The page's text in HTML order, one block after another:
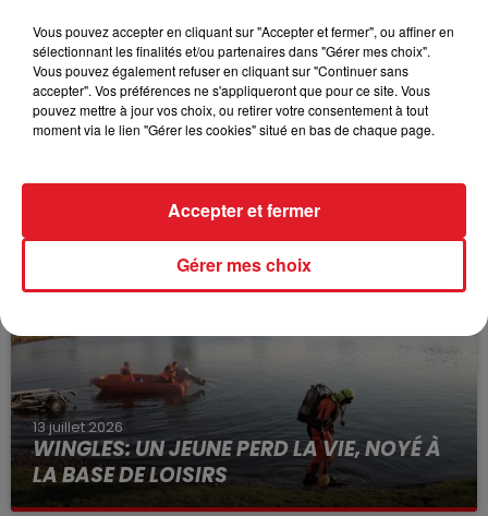
VOLONTAIRE EN COURS, APRÈS LA...
Selon les premiers éléments, le logement servait
à des prostituées
13 juillet 2026
WINGLES: UN JEUNE PERD LA VIE, NOYÉ À
LA BASE DE LOISIRS
La victime a coulé à pic
Vous pouvez accepter en cliquant sur "Accepter et fermer", ou affiner en
sélectionnant les finalités et/ou partenaires dans "Gérer mes choix".
Vous pouvez également refuser en cliquant sur "Continuer sans
accepter". Vos préférences ne s'appliqueront que pour ce site. Vous
pouvez mettre à jour vos choix, ou retirer votre consentement à tout
moment via le lien "Gérer les cookies" situé en bas de chaque page.
Gérer mes choix
Accepter et fermer